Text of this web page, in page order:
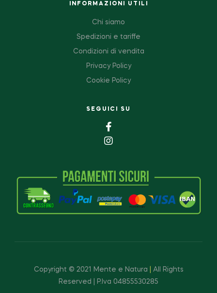
INFORMAZIONI UTILI
Chi siamo
Spedizioni e tariffe
Condizioni di vendita
Privacy Policy
Cookie Policy
SEGUICI SU
Copyright © 2021 Mente e Natura
All Rights
Reserved | P.Iva 04855530285